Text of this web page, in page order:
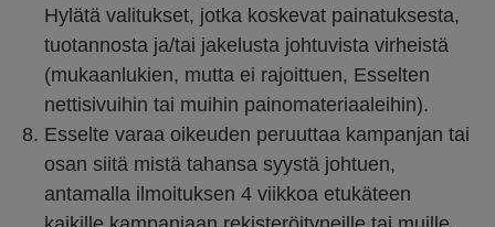
Hylätä valitukset, jotka koskevat painatuksesta,
tuotannosta ja/tai jakelusta johtuvista virheistä
(mukaanlukien, mutta ei rajoittuen, Esselten
nettisivuihin tai muihin painomateriaaleihin).
Esselte varaa oikeuden peruuttaa kampanjan tai
osan siitä mistä tahansa syystä johtuen,
antamalla ilmoituksen 4 viikkoa etukäteen